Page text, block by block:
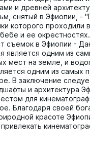
и древней
снятый в Эфиопии, -
которого проходили
и ее
съемок в Эфиопии -
является одним из
мест на земле, и
одним из самых
В заключение
и архитектура
для
Благодаря своей
красоте